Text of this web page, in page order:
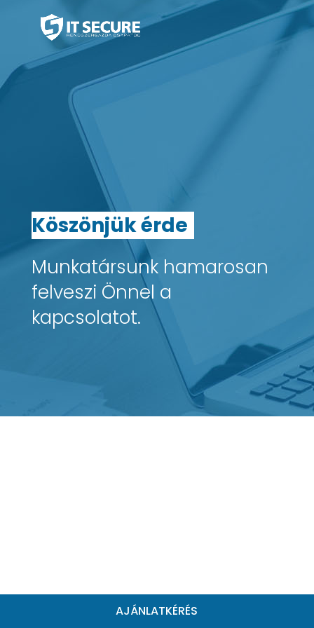
Köszönjükérde
Munkatársunk hamarosan
felveszi Önnel a
kapcsolatot.
AJÁNLATKÉRÉS